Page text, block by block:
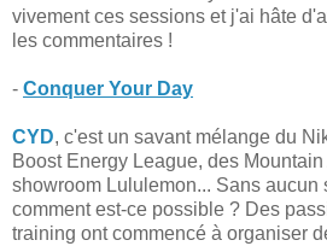
vivement ces sessions et j'ai hâte
les commentaires !
- Conquer Your Day
CYD, c'est un savant mélange du
Boost Energy League, des
showroom Lululemon... Sans aucun
comment est-ce possible ? Des
training ont commencé à organiser